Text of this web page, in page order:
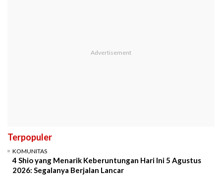
Terpopuler
KOMUNITAS
4 Shio yang Menarik Keberuntungan Hari Ini 5 Agustus
2026: Segalanya Berjalan Lancar